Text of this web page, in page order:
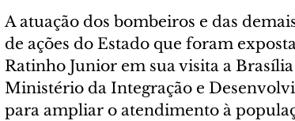
A atuação dos bombeiros e das
de ações do Estado que foram
Ratinho Junior em sua visita a
Ministério da Integração e
para ampliar o atendimento à